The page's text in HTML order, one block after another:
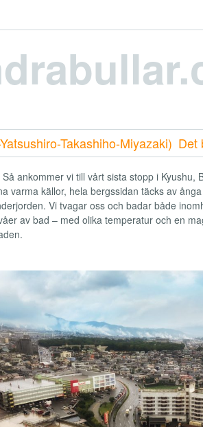
Takashiho-Miyazaki) Det
ankommer vi till vårt sista stopp i Kyushu,
varma källor, hela bergssidan täcks av
Vi tvagar oss och badar både
av bad – med olika temperatur och en